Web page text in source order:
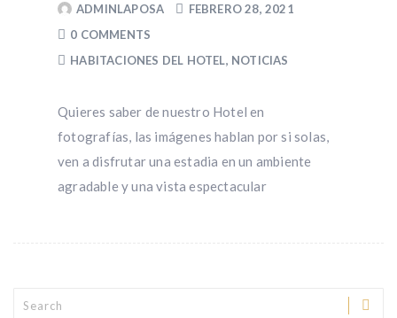
ADMINLAPOSA
FEBRERO 28, 2021
0 COMMENTS
HABITACIONES DEL HOTEL, NOTICIAS
Quieres saber de nuestro Hotel en
fotografías, las imágenes hablan por si solas,
ven a disfrutar una estadia en un ambiente
agradable y una vista espectacular